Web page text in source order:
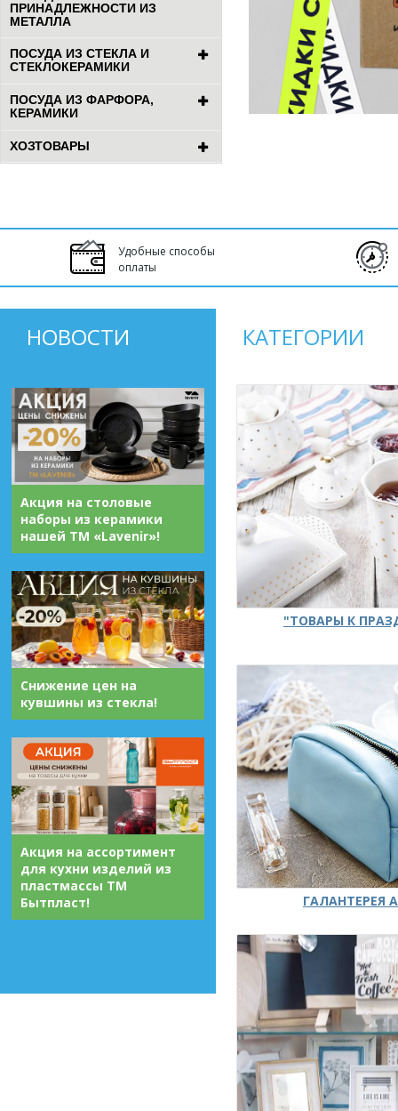
ПРИНАДЛЕЖНОСТИ ИЗ
МЕТАЛЛА
ПОСУДА ИЗ СТЕКЛА И
СТЕКЛОКЕРАМИКИ
ПОСУДА ИЗ ФАРФОРА,
КЕРАМИКИ
ХОЗТОВАРЫ
Удобные способы
оплаты
НОВОСТИ
Акция на столовые
наборы из керамики
нашей ТМ «Lavenir»!
Снижение цен на
кувшины из стекла!
Акция на ассортимент
для кухни изделий из
пластмассы ТМ
Бытпласт!
КАТЕГОРИИ
"ТОВАРЫ К
ГАЛАНТЕРЕЯ